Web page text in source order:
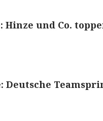
Hinze und Co.
Deutsche